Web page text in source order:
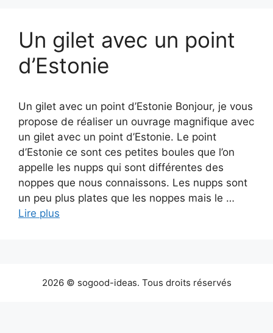
Un gilet avec un point
d’Estonie
Un gilet avec un point d’Estonie Bonjour, je vous
propose de réaliser un ouvrage magnifique avec
un gilet avec un point d’Estonie. Le point
d’Estonie ce sont ces petites boules que l’on
appelle les nupps qui sont différentes des
noppes que nous connaissons. Les nupps sont
un peu plus plates que les noppes mais le …
Lire plus
2026 © sogood-ideas. Tous droits réservés